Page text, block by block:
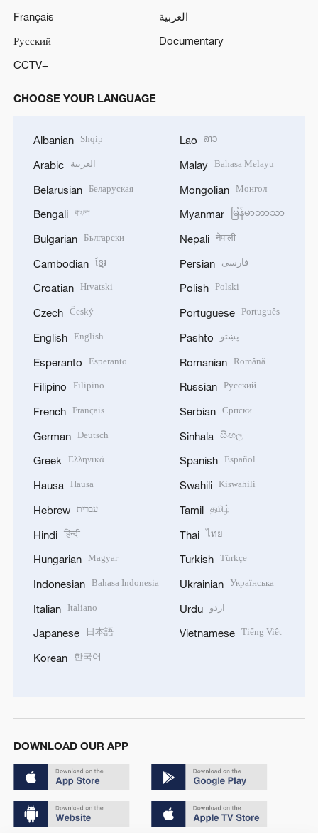
Français
العربية
Русский
Documentary
CCTV+
CHOOSE YOUR LANGUAGE
Albanian Shqip
Arabic العربية
Belarusian Беларуская
Bengali বাংলা
Bulgarian Български
Cambodian ខ្មែរ
Croatian Hrvatski
Czech Český
English English
Esperanto Esperanto
Filipino Filipino
French Français
German Deutsch
Greek Ελληνικά
Hausa Hausa
Hebrew עברית
Hindi हिन्दी
Hungarian Magyar
Indonesian Bahasa Indonesia
Italian Italiano
Japanese 日本語
Korean 한국어
Lao ລາວ
Malay Bahasa Melayu
Mongolian Монгол
Myanmar မြန်မာဘာသာ
Nepali नेपाली
Persian فارسی
Polish Polski
Portuguese Português
Pashto پښتو
Romanian Română
Russian Русский
Serbian Српски
Sinhala සිංහල
Spanish Español
Swahili Kiswahili
Tamil தமிழ்
Thai ไทย
Turkish Türkçe
Ukrainian Українська
Urdu اردو
Vietnamese Tiếng Việt
DOWNLOAD OUR APP